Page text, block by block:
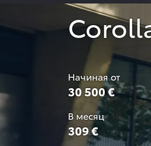
Начиная от
30 500 €
В месяц
309 €